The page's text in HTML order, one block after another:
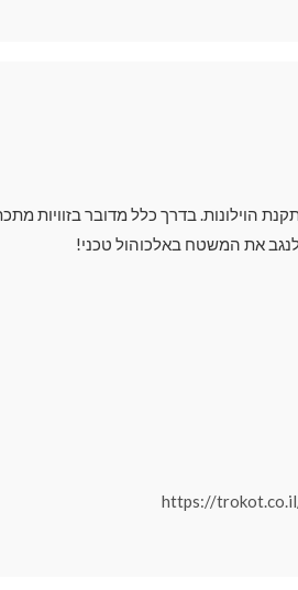
הוילונות. בדרך כלל מדובר בזוויות
את המשטח באלכוהול טכני!
https://